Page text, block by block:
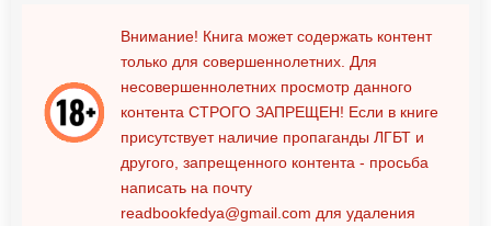
Внимание! Книга может содержать контент
только для совершеннолетних. Для
несовершеннолетних просмотр данного
контента СТРОГО ЗАПРЕЩЕН! Если в книге
присутствует наличие пропаганды ЛГБТ и
другого, запрещенного контента - просьба
написать на почту
readbookfedya@gmail.com для удаления